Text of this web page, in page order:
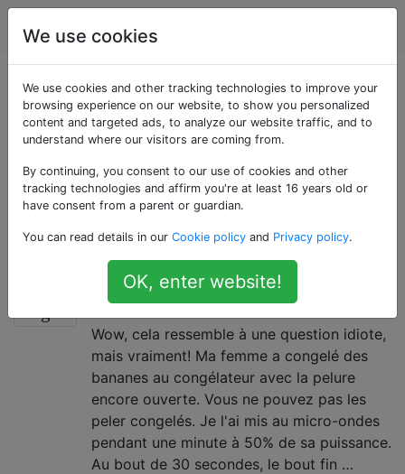
Cuisine
Questions marquées
«microwave»
Couvrir la cuisson avec un micro-ondes, sélection de
temps et de puissances de cuisson appropriés, cuisson
techniques de cuisson micro-ondes.
Pourquoi ma banane a-t-elle pris
feu au micro-ondes?
Wow, cela ressemble à une question idiote,
mais vraiment! Ma femme a congelé des
bananes au congélateur avec la pelure
encore ouverte. Vous ne pouvez pas les
peler congelés. Je l'ai mis au micro-ondes
pendant une minute à 50% de sa puissance.
Au bout de 30 secondes, le bout fin …
We use cookies
We use cookies and other tracking technologies to improve your
browsing experience on our website, to show you personalized
content and targeted ads, to analyze our website traffic, and to
understand where our visitors are coming from.
By continuing, you consent to our use of cookies and other
tracking technologies and affirm you're at least 16 years old or
have consent from a parent or guardian.
You can read details in our Cookie policy and Privacy policy.
OK, enter website!